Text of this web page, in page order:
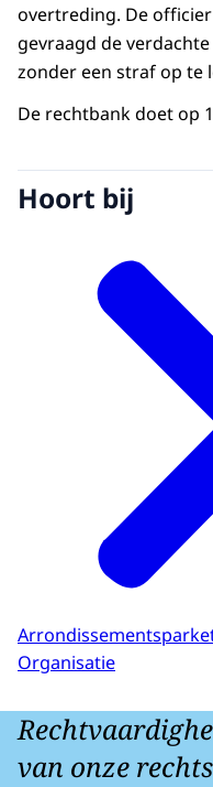
overtreding. De
gevraagd de
zonder een straf op te
De rechtbank doet op
Hoort bij
Organisatie
van onze